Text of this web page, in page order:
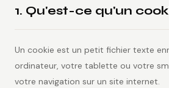
1. Qu'est-ce qu'un
Un cookie est un petit fichier texte
ordinateur, votre tablette ou votre
votre navigation sur un site internet.